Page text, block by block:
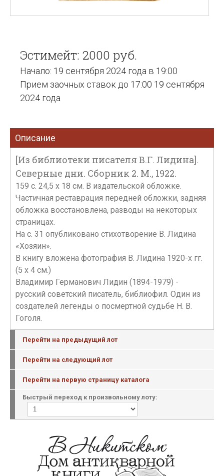
Эстимейт: 2000 руб.
Начало: 19 сентября 2024 года в 19:00
Прием заочных ставок до 17:00 19 сентября
2024 года
Описание
[Из библиотеки писателя В.Г. Лидина].
Северные дни. Сборник 2. М., 1922.
159 c. 24,5 x 18 см. В издательской обложке.
Частичная реставрация передней обложки, задняя
обложка восстановлена, разводы на некоторых
страницах.
На с. 31 опубликовано стихотворение В. Лидина
«Хозяин».
В книгу вложена фотография В. Лидина 1920-х гг.
(5 х 4 см.)
Владимир Германович Лидин (1894-1979) -
русский советский писатель, библиофил. Один из
создателей легенды о посмертной судьбе Н. В.
Гоголя.
Перейти на предыдущий лот
Перейти на следующий лот
Перейти на первую страницу каталога
Быстрый переход к произвольному лоту: